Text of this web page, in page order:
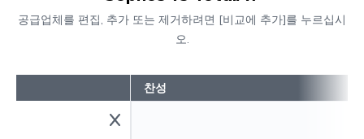
공급업체를 편집, 추가 또는 제거하려면 [비교에 추가]를 누르십시
오.
찬성